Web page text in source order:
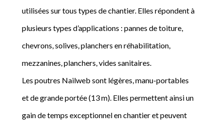
utilisées sur tous types de chantier. Elles répondent à
plusieurs types d’applications : pannes de toiture,
chevrons, solives, planchers en réhabilitation,
mezzanines, planchers, vides sanitaires.
Les poutres Nailweb sont légères, manu-portables
et de grande portée (13 m). Elles permettent ainsi un
gain de temps exceptionnel en chantier et peuvent